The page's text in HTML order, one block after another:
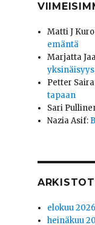
Matti J
emäntä
Marjatta
yksinäisyys
Petter
tapaan
Sari
Nazia Asif:
ARKISTOT
elokuu 2026
heinäkuu